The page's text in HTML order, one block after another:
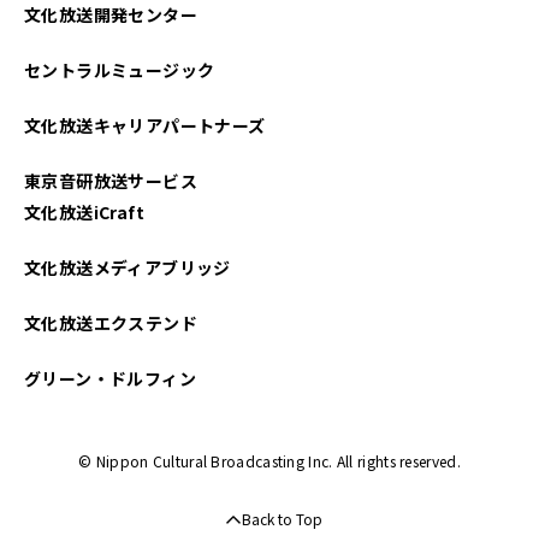
文化放送開発センター
セントラルミュージック
文化放送キャリアパートナーズ
東京音研放送サービス
文化放送iCraft
文化放送メディアブリッジ
文化放送エクステンド
グリーン・ドルフィン
© Nippon Cultural Broadcasting Inc. All rights reserved.
Back to Top